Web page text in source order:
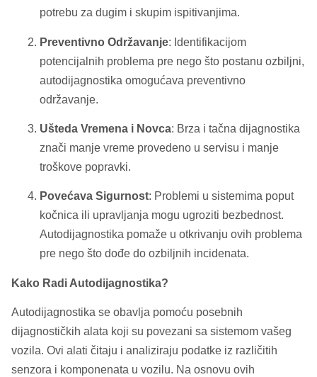
potrebu za dugim i skupim ispitivanjima.
Preventivno Održavanje: Identifikacijom
potencijalnih problema pre nego što postanu ozbiljni,
autodijagnostika omogućava preventivno
održavanje.
Ušteda Vremena i Novca: Brza i tačna dijagnostika
znači manje vreme provedeno u servisu i manje
troškove popravki.
Povećava Sigurnost: Problemi u sistemima poput
kočnica ili upravljanja mogu ugroziti bezbednost.
Autodijagnostika pomaže u otkrivanju ovih problema
pre nego što dođe do ozbiljnih incidenata.
Kako Radi Autodijagnostika?
Autodijagnostika se obavlja pomoću posebnih
dijagnostičkih alata koji su povezani sa sistemom vašeg
vozila. Ovi alati čitaju i analiziraju podatke iz različitih
senzora i komponenata u vozilu. Na osnovu ovih